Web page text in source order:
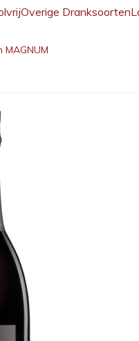
Overige Dranksoorten